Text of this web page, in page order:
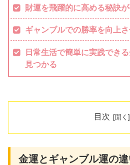
財運を飛躍的に高める秘訣
ギャンブルでの勝率を向上
日常生活で簡単に実践でき
見つかる
目次
金運とギャンブル運の違